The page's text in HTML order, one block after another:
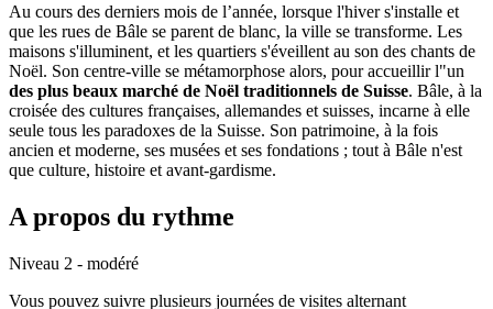
Au cours des derniers mois de l’année, lorsque l'hiver s'installe et
que les rues de Bâle se parent de blanc, la ville se transforme. Les
maisons s'illuminent, et les quartiers s'éveillent au son des chants de
Noël. Son centre-ville se métamorphose alors, pour accueillir l"un
des plus beaux marché de Noël traditionnels de Suisse. Bâle, à la
croisée des cultures françaises, allemandes et suisses, incarne à elle
seule tous les paradoxes de la Suisse. Son patrimoine, à la fois
ancien et moderne, ses musées et ses fondations ; tout à Bâle n'est
que culture, histoire et avant-gardisme.
A propos du rythme
Niveau 2 - modéré
Vous pouvez suivre plusieurs journées de visites alternant